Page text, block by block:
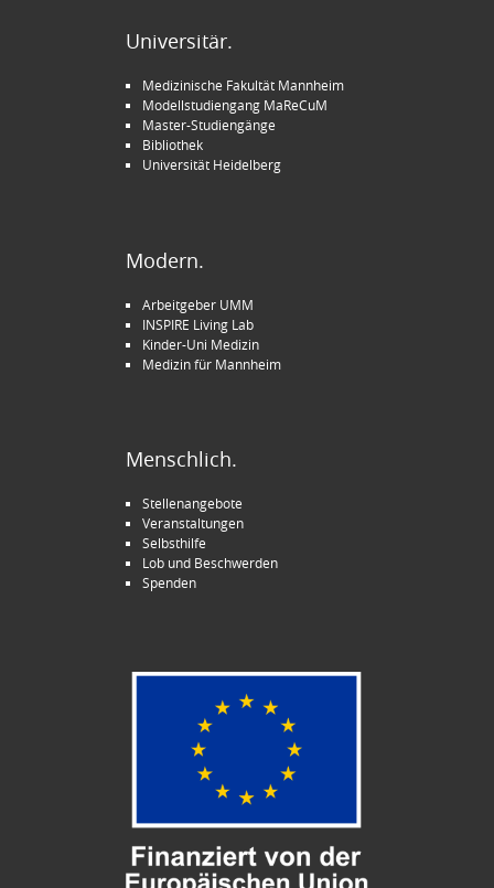
Universitär.
Medizinische Fakultät Mannheim
Modellstudiengang MaReCuM
Master-Studiengänge
Bibliothek
Universität Heidelberg
Modern.
Arbeitgeber UMM
INSPIRE Living Lab
Kinder-Uni Medizin
Medizin für Mannheim
Menschlich.
Stellenangebote
Veranstaltungen
Selbsthilfe
Lob und Beschwerden
Spenden